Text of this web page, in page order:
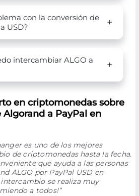
con la conversión de
USD?
intercambiar ALGO a
en criptomonedas sobre
a PayPal en
es uno de los mejores
de criptomonedas hasta la fecha.
que ayuda a las personas
ALGO por PayPal USD en
se realiza muy
a todos!”